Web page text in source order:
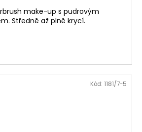
make-up s pudrovým
Středně až plně krycí.
Kód: 1181/7-5